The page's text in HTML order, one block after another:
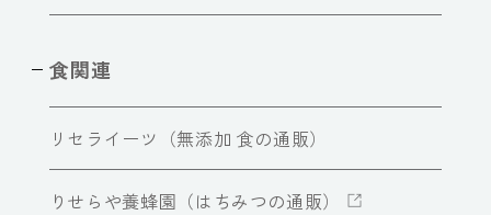
食関連
リセライーツ（無添加 食の通販）
りせらや養蜂園（はちみつの通販）